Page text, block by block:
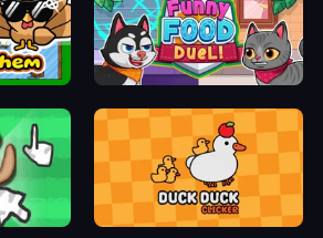
Funny Food Duel
Duck Duck Clicker